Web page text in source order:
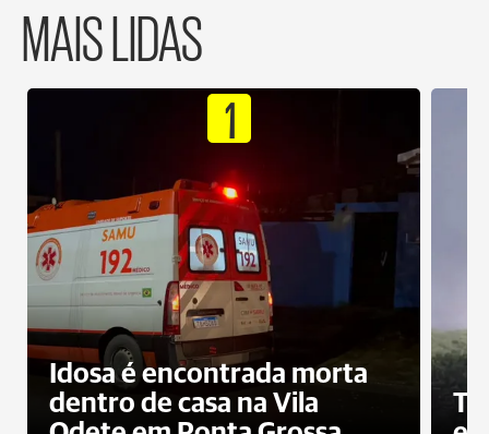
MAIS LIDAS
1
Idosa é encontrada morta
dentro de casa na Vila